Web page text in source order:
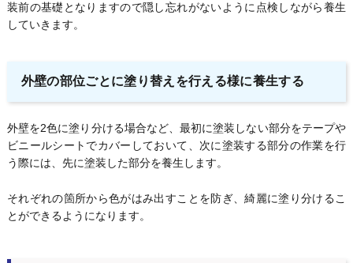
装前の基礎となりますので隠し忘れがないように点検しながら養生
していきます。
外壁の部位ごとに塗り替えを行える様に養生する
外壁を2色に塗り分ける場合など、最初に塗装しない部分をテープや
ビニールシートでカバーしておいて、次に塗装する部分の作業を行
う際には、先に塗装した部分を養生します。
それぞれの箇所から色がはみ出すことを防ぎ、綺麗に塗り分けるこ
とができるようになります。